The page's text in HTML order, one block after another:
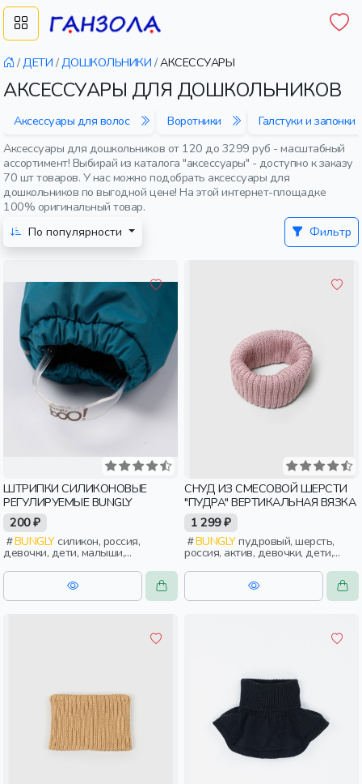
/ДЕТИ /ДОШКОЛЬНИКИ /АКСЕССУАРЫ
АКСЕССУАРЫ ДЛЯ ДОШКОЛЬНИКОВ
Аксессуары для волос Воротники
Галстуки и запонки
Аксессуары для дошкольников от 120 до 3299 руб - масштабный
ассортимент! Выбирай из каталога "аксессуары" - доступно к заказу
70 шт товаров. У нас можно подобрать аксессуары для
дошкольников по выгодной цене! На этой интернет-площадке
100% оригинальный товар.
По популярности
Фильтр
ШТРИПКИ СИЛИКОНОВЫЕ
РЕГУЛИРУЕМЫЕ BUNGLY
200 ₽
BUNGLYсиликон, россия,
девочки, дети, малыши,
СНУД ИЗ СМЕСОВОЙ ШЕРСТИ
"ПУДРА" ВЕРТИКАЛЬНАЯ ВЯЗКА
1 299 ₽
BUNGLYпудровый, шерсть,
россия, актив, девочки, дети,
малыши, дошкольники